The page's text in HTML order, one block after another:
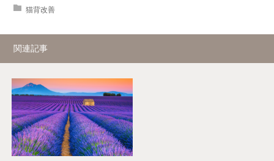
猫背改善
関連記事